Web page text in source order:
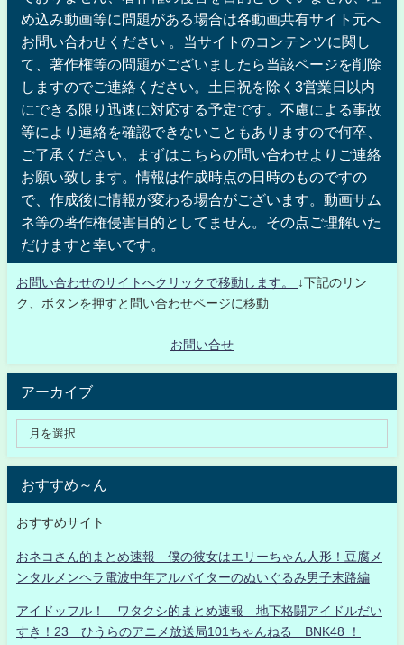
め込み動画等に問題がある場合は各動画共有サイト元へ
お問い合わせください 。当サイトのコンテンツに関し
て、著作権等の問題がございましたら当該ページを削除
しますのでご連絡ください。土日祝を除く3営業日以内
にできる限り迅速に対応する予定です。不慮による事故
等により連絡を確認できないこともありますので何卒、
ご了承ください。まずはこちらの問い合わせよりご連絡
お願い致します。情報は作成時点の日時のものですの
で、作成後に情報が変わる場合がございます。動画サム
ネ等の著作権侵害目的としてません。その点ご理解いた
だけますと幸いです。
お問い合わせのサイトへクリックで移動します。
↓下記のリン
ク、ボタンを押すと問い合わせページに移動
お問い合せ
アーカイブ
おすすめ～ん
おすすめサイト
おネコさん的まとめ速報 僕の彼女はエリーちゃん人形！豆腐メ
ンタルメンヘラ電波中年アルバイターのぬいぐるみ男子末路編
アイドッフル！ ワタクシ的まとめ速報 地下格闘アイドルだい
すき！23 ひうらのアニメ放送局101ちゃんねる BNK48 ！